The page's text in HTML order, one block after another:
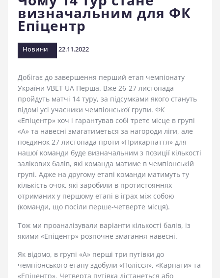
стадіоні
визначальним для ФК
Епіцентр
Новини 22.11.2022
Добігає до завершення перший етап чемпіонату
України VBET UA Перша. Вже 26-27 листопада
пройдуть матчі 14 туру, за підсумками якого стануть
відомі усі учасники чемпіонської групи. ФК
«Епіцентр» хоч і гарантував собі третє місце в групі
«А» та навесні змагатиметься за нагороди ліги, але
поєдинок 27 листопада проти «Прикарпаття» для
нашої команди буде визначальним з позиції кількості
залікових балів, які команда матиме в чемпіонській
групі. Адже на другому етапі команди матимуть ту
кількість очок, які заробили в протистояннях
отриманих у першому етапі в іграх між собою
(команди, що посіли перше-четверте місця).
Тож ми проаналізували варіанти кількості балів, із
якими «Епіцентр» розпочне змагання навесні.
Як відомо, в групі «А» перші три путівки до
чемпіонського етапу здобули «Полісся», «Карпати» та
«Епіцентр». Четверта путівка дістанеться або